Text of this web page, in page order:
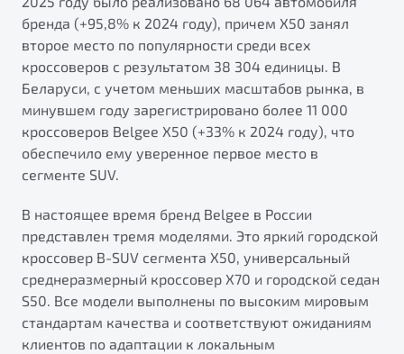
бренда (+95,8% к 2024 году), причем X50 занял
второе место по популярности среди всех
кроссоверов с результатом 38 304 единицы. В
Беларуси, с учетом меньших масштабов рынка, в
минувшем году зарегистрировано более 11 000
кроссоверов Belgee X50 (+33% к 2024 году), что
обеспечило ему уверенное первое место в
сегменте SUV.
В настоящее время бренд Belgee в России
представлен тремя моделями. Это яркий городской
кроссовер B-SUV сегмента X50, универсальный
среднеразмерный кроссовер X70 и городской седан
S50. Все модели выполнены по высоким мировым
стандартам качества и соответствуют ожиданиям
клиентов по адаптации к локальным